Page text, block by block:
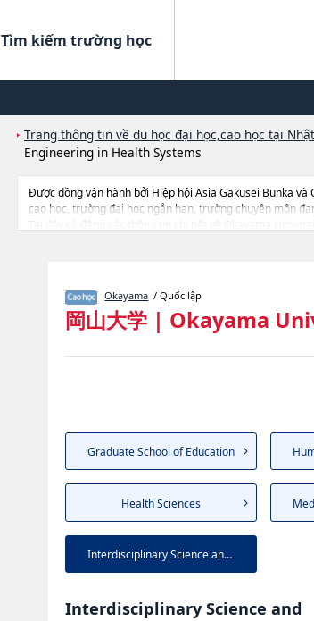
Tìm kiếm trường học
Trang thông tin về du học đại học,cao học tại Nhật
Engineering in Health Systems
Được đồng vận hành bởi Hiệp hội Asia Gakusei Bunka và
cao học, trường đại học ngắn hạn, trường chuyên môn
Tại đây có đăng các thông tin chi tiết về Okayama
Okayama / Quốc lập
岡山大学 | Okayama
Graduate School of Education
Health Sciences
Interdisciplinary Science and...
Interdisciplinary Science and